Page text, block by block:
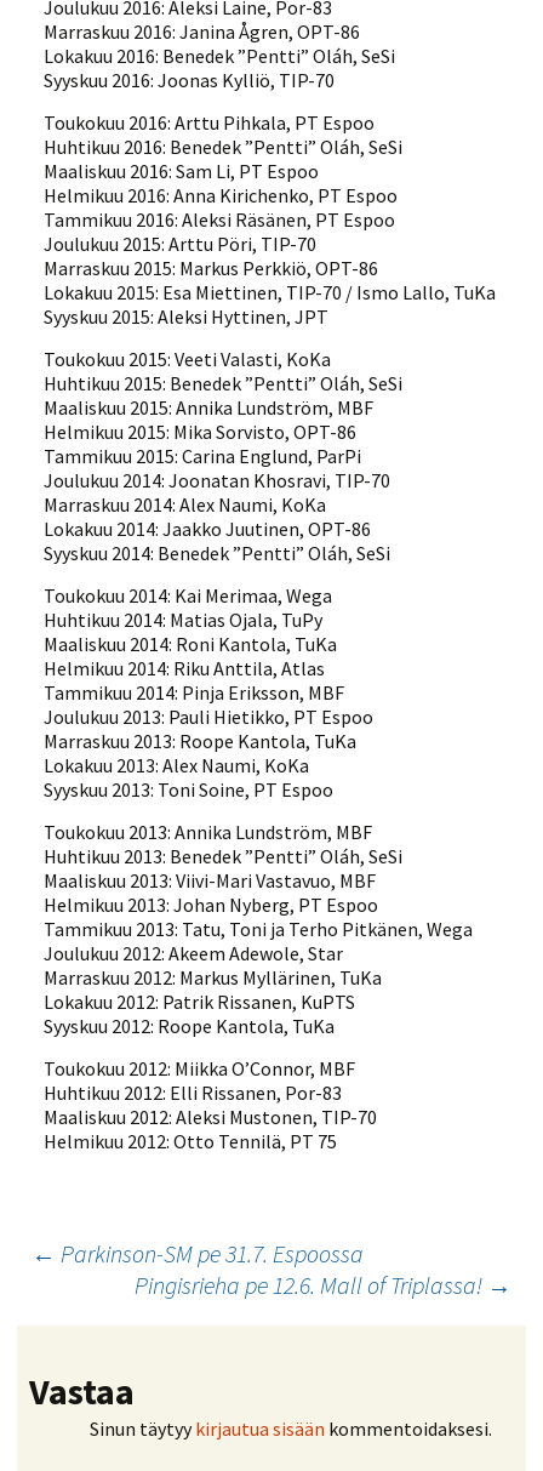
Joulukuu 2016: Aleksi Laine, Por-83
Marraskuu 2016: Janina Ågren, OPT-86
Lokakuu 2016: Benedek ”Pentti” Oláh, SeSi
Syyskuu 2016: Joonas Kylliö, TIP-70
Toukokuu 2016: Arttu Pihkala, PT Espoo
Huhtikuu 2016: Benedek ”Pentti” Oláh, SeSi
Maaliskuu 2016: Sam Li, PT Espoo
Helmikuu 2016: Anna Kirichenko, PT Espoo
Tammikuu 2016: Aleksi Räsänen, PT Espoo
Joulukuu 2015: Arttu Pöri, TIP-70
Marraskuu 2015: Markus Perkkiö, OPT-86
Lokakuu 2015: Esa Miettinen, TIP-70 / Ismo Lallo, TuKa
Syyskuu 2015: Aleksi Hyttinen, JPT
Toukokuu 2015: Veeti Valasti, KoKa
Huhtikuu 2015: Benedek ”Pentti” Oláh, SeSi
Maaliskuu 2015: Annika Lundström, MBF
Helmikuu 2015: Mika Sorvisto, OPT-86
Tammikuu 2015: Carina Englund, ParPi
Joulukuu 2014: Joonatan Khosravi, TIP-70
Marraskuu 2014: Alex Naumi, KoKa
Lokakuu 2014: Jaakko Juutinen, OPT-86
Syyskuu 2014: Benedek ”Pentti” Oláh, SeSi
Toukokuu 2014: Kai Merimaa, Wega
Huhtikuu 2014: Matias Ojala, TuPy
Maaliskuu 2014: Roni Kantola, TuKa
Helmikuu 2014: Riku Anttila, Atlas
Tammikuu 2014: Pinja Eriksson, MBF
Joulukuu 2013: Pauli Hietikko, PT Espoo
Marraskuu 2013: Roope Kantola, TuKa
Lokakuu 2013: Alex Naumi, KoKa
Syyskuu 2013: Toni Soine, PT Espoo
Toukokuu 2013: Annika Lundström, MBF
Huhtikuu 2013: Benedek ”Pentti” Oláh, SeSi
Maaliskuu 2013: Viivi-Mari Vastavuo, MBF
Helmikuu 2013: Johan Nyberg, PT Espoo
Tammikuu 2013: Tatu, Toni ja Terho Pitkänen, Wega
Joulukuu 2012: Akeem Adewole, Star
Marraskuu 2012: Markus Myllärinen, TuKa
Lokakuu 2012: Patrik Rissanen, KuPTS
Syyskuu 2012: Roope Kantola, TuKa
Toukokuu 2012: Miikka O’Connor, MBF
Huhtikuu 2012: Elli Rissanen, Por-83
Maaliskuu 2012: Aleksi Mustonen, TIP-70
Helmikuu 2012: Otto Tennilä, PT 75
Artikkelien
← Parkinson-SM pe 31.7. Espoossa
Pingisrieha pe 12.6. Mall of Triplassa! →
Vastaa
Sinun täytyykirjautua sisään kommentoidaksesi.